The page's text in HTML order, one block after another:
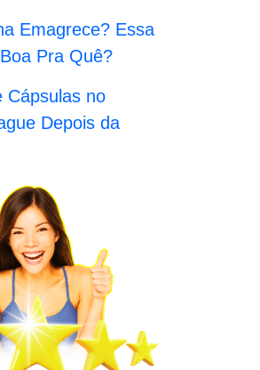
Emagrece? Essa
Pra Quê?
Cápsulas no
Depois da